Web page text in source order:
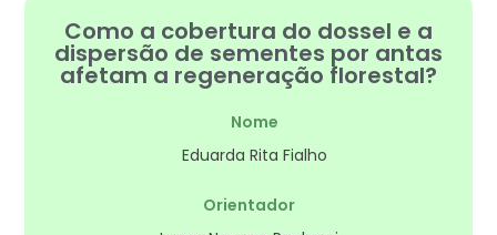
Como a cobertura do dossel e a
dispersão de sementes por antas
afetam a regeneração florestal?
Nome
Eduarda Rita Fialho
Orientador